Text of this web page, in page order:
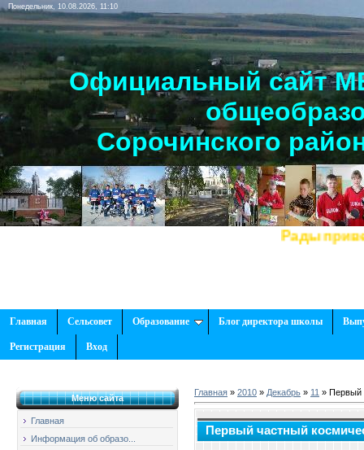
Понедельник, 10.08.2026, 11:10
Официальный сайт
Сорочинского
Рады
Главная Сельсовет Образование Блог директора школы
Регистрация Вход
Меню сайта
Главная
Информация об образо...
Главная » 2010 » Декабрь » 11 » Первый
Первый частный